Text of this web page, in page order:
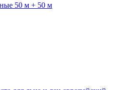
50 м + 50 м